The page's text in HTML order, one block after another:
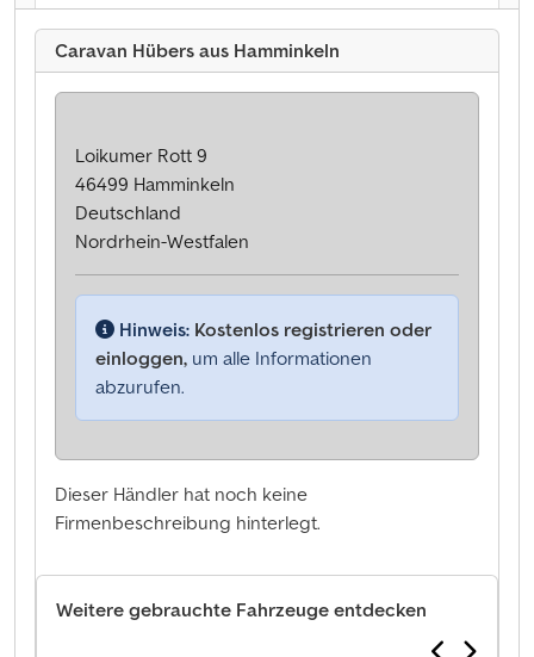
Caravan Hübers aus Hamminkeln
Dieser Händler hat noch keine
Firmenbeschreibung hinterlegt.
Loikumer Rott 9
46499 Hamminkeln
Deutschland
Nordrhein-Westfalen
Hinweis: Kostenlos registrieren oder
einloggen, um alle Informationen
abzurufen.
Weitere gebrauchte Fahrzeuge entdecken